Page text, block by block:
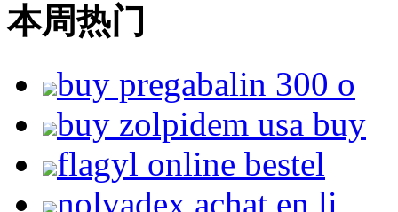
本周热门
buy pregabalin 300 o
buy zolpidem usa buy
flagyl online bestel
nolvadex achat en li